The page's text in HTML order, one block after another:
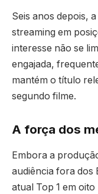
Seis anos depois,
streaming em
interesse não se
engajada,
mantém o título
segundo filme.
A força dos
Embora a
audiência fora dos
atual Top 1 em